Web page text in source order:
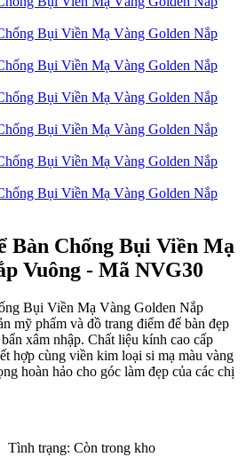
Bàn Chống Bụi Viền Mạ
Vuông - Mã NVG30
Bụi Viền Mạ Vàng Golden Nắp
mỹ phẩm và đồ trang điểm để bàn đẹp
xâm nhập. Chất liệu kính cao cấp
hợp cùng viền kim loại si mạ màu vàng
hoàn hảo cho góc làm đẹp của các chị
Tình trạng: Còn trong kho